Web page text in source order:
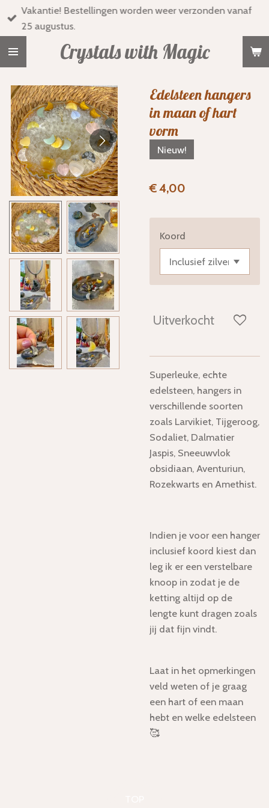
Ga
direct
Crystals with Magic
Vakantie! Bestellingen worden weer verzonden vanaf
25 augustus.
Edelsteen hangers
in maan of hart
vorm
Nieuw!
€ 4,00
Koord
Uitverkocht
Superleuke, echte
edelsteen, hangers in
verschillende soorten
zoals Larvikiet, Tijgeroog,
Sodaliet, Dalmatier
Jaspis, Sneeuwvlok
obsidiaan, Aventuriun,
Rozekwarts en Amethist.
Indien je voor een hanger
inclusief koord kiest dan
leg ik er een verstelbare
knoop in zodat je de
ketting altijd op de
lengte kunt dragen zoals
jij dat fijn vindt.
Laat in het opmerkingen
veld weten of je graag
een hart of een maan
hebt en welke edelsteen
🥰